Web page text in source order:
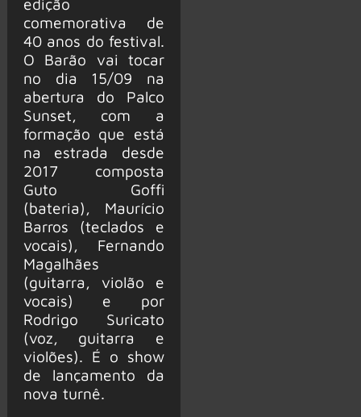
edição
comemorativa de
40 anos do festival.
O Barão vai tocar
no dia 15/09 na
abertura do Palco
Sunset, com a
formação que está
na estrada desde
2017 composta
Guto Goffi
(bateria), Maurício
Barros (teclados e
vocais), Fernando
Magalhães
(guitarra, violão e
vocais) e por
Rodrigo Suricato
(voz, guitarra e
violões). É o show
de lançamento da
nova turnê.